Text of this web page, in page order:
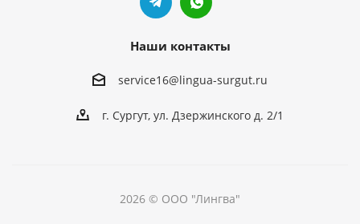
Наши контакты
service16@lingua-surgut.ru
г. Сургут, ул. Дзержинского д. 2/1
2026 © ООО "Лингва"